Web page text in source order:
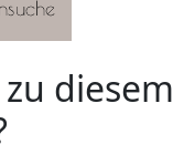
diesem